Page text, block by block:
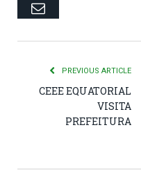
Email
PREVIOUS ARTICLE
CEEE EQUATORIAL
VISITA
PREFEITURA